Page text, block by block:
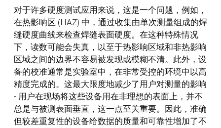
对于许多硬度测试应用来说，这是一个问题，例如，
在热影响区 (HAZ) 中，通过收集由单次测量组成的焊
缝硬度曲线来检查焊缝表面硬度。在这种特殊情况
下，读数可能会失真，以至于热影响区域和非热影响
区域之间的边界不容易被发现或模糊不清。此外，设
备的校准通常是实验室中，在非常受控的环境中以高
精度完成的。这最大限度地减少了用户对测量的影响
- 用户在现场将这些设备用在非理想的表面上，并不
总是与被测表面垂直，这一点至关重要。因此，准确
但较差重复性的设备给数据的质量和可靠性增加了不